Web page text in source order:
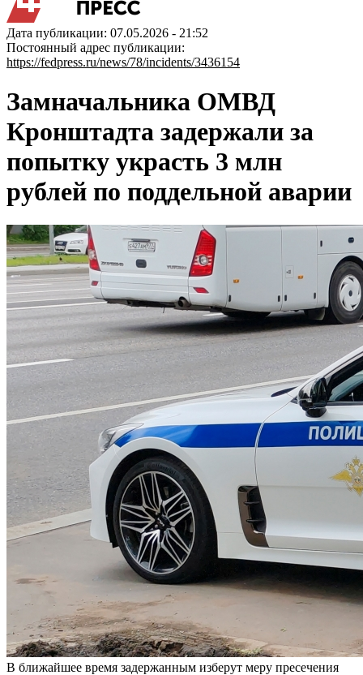
Дата публикации: 07.05.2026 - 21:52
Постоянный адрес публикации:
https://fedpress.ru/news/78/incidents/3436154
Замначальника ОМВД
Кронштадта задержали за
попытку украсть 3 млн
рублей по поддельной аварии
В ближайшее время задержанным изберут меру пресечения